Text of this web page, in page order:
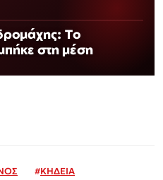
Το
στη μέση
#ΚΗΔΕΙΑ